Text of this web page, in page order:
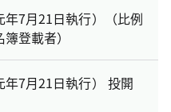
7月21日執行）（比例
登載者）
7月21日執行） 投開